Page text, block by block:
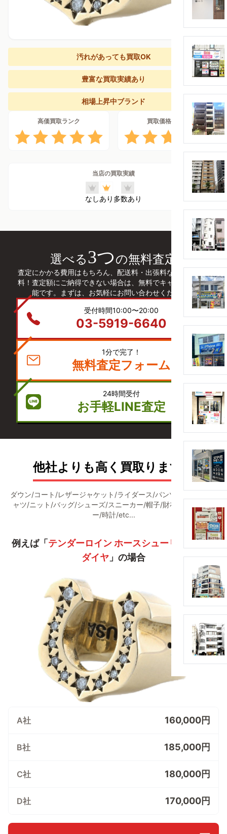
汚れがあっても買取OK
豊富な買取実績あり
相場上昇中ブランド
高価買取ランク 買取価格上昇率
当店の買取実績
なしあり 多数あり
選べる3つの無料査定
査定にかかる費用はもちろん、配送料・出張料などは全て無
料！査定額にご納得できない場合は、無料でキャンセルも可
能です。まずは、お気軽にお問い合わせください。
03-5919-6640
1分で完了！
無料査定フォーム
24時間受付
お手軽LINE査定
他社よりも高く買取ります！
ダウン/コート/レザージャケット/ライダース/パンツ/デニム/Ｔシ
ャツ/ニット/バッグ/シューズ/スニーカー/帽子/財布/アクセサリ
ー/時計/etc...
例えば「 テンダーロイン ホースシューリング 8k×
ダイヤ 」の場合
A社 160,000円
B社 185,000円
C社 180,000円
D社 170,000円